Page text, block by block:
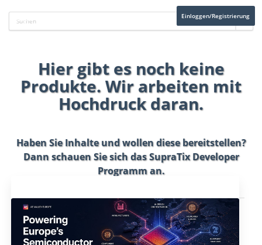
Einloggen/Registrierung
Hier gibt es noch keine
Produkte. Wir arbeiten mit
Hochdruck daran.
Haben Sie Inhalte und wollen diese bereitstellen?
Dann schauen Sie sich dasSupraTix Developer
Programman.